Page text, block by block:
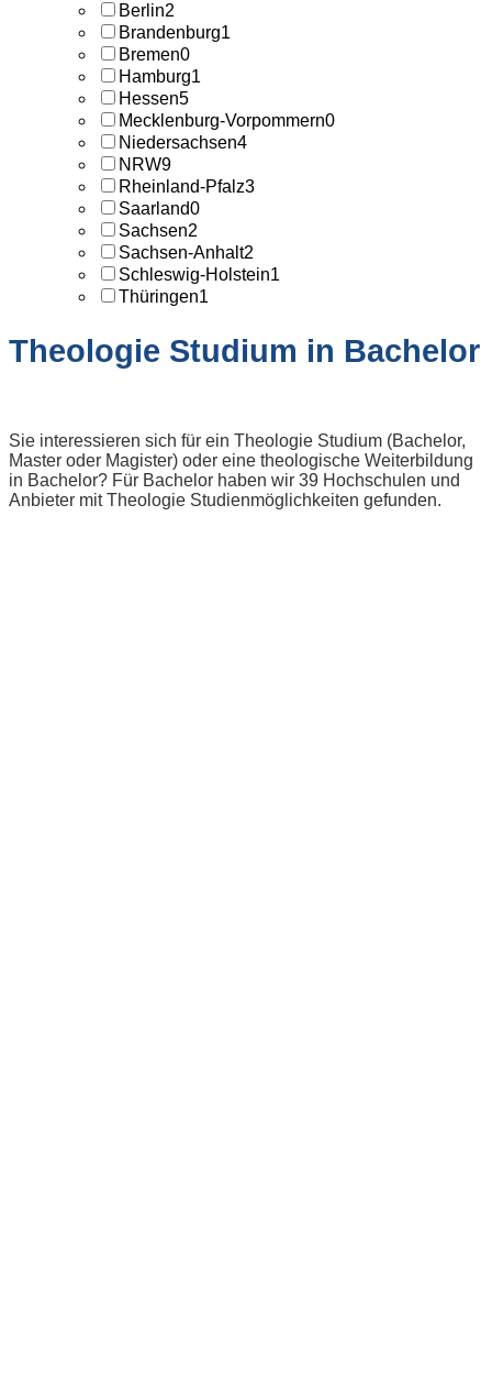
Berlin2
Brandenburg1
Bremen0
Hamburg1
Hessen5
Mecklenburg-Vorpommern0
Niedersachsen4
NRW9
Rheinland-Pfalz3
Saarland0
Sachsen2
Sachsen-Anhalt2
Schleswig-Holstein1
Thüringen1
Theologie Studium in Bachelor
Sie interessieren sich für ein Theologie Studium (Bachelor,
Master oder Magister) oder eine theologische Weiterbildung
in Bachelor? Für Bachelor haben wir 39 Hochschulen und
Anbieter mit Theologie Studienmöglichkeiten gefunden.